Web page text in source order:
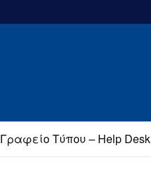
Γραφείο Τύπου – Help Desk